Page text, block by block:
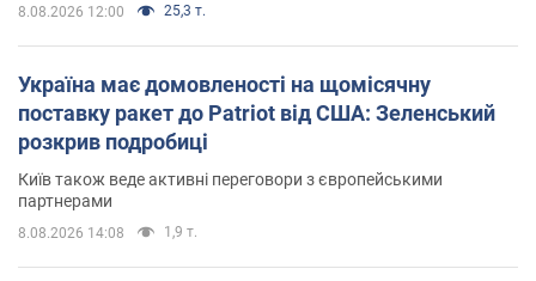
8.08.2026 12:00 25,3 т.
Україна має домовленості на щомісячну
поставку ракет до Patriot від США: Зеленський
розкрив подробиці
Київ також веде активні переговори з європейськими
партнерами
8.08.2026 14:08 1,9 т.